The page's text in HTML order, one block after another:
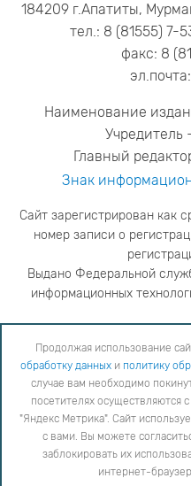
184209 г.Апатиты,
тел.: 8 (81555) 7-
факс: 8
эл.почта:
Наименование
Главный
Знак
Сайт зарегистрирован как
номер записи о
Выдано Федеральной
информационных
адрес
телефон
Продолжая использование сайта, вы
обработки персональных данных
в ином
данных о посетителях осуществляются с
Сайт использует файлы cookies для
использование cookies или заблокировать их
Продолжая использование
обработку данных и политику
случае вам необходимо
посетителях осуществляются
"Яндекс Метрика". Сайт
с вами. Вы можете
заблокировать их
интернет-